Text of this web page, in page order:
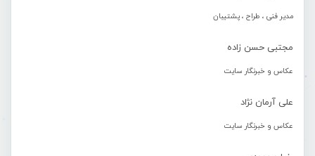
مدیر فنی ، طراح ، پشتیبان
مجتبی حسن زاده
عکاس و خبرنگار سایت
علی آرمان نژاد
عکاس و خبرنگار سایت